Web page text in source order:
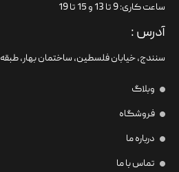
ساعت کاری: 9 تا 13 و 15 تا 19
آدرس :
سنندج، خیابان فلسطین،‌ ساختمان بهار، طبقه2
وبلاگ
فروشگاه
درباره ما
تماس با ما